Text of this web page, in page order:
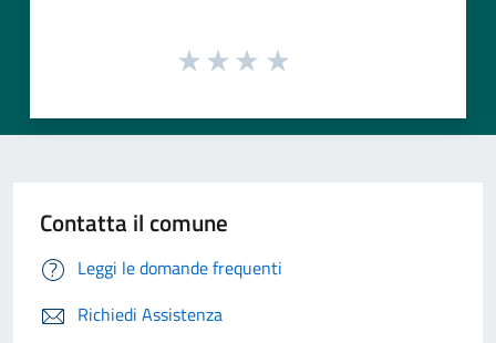
Contatta il comune
Leggi le domande frequenti
Richiedi Assistenza